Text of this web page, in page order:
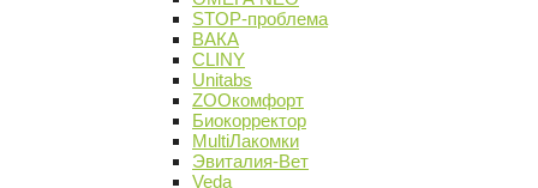
STOP-проблема
ВАКА
CLINY
Unitabs
ZOOкомфорт
Биокорректор
MultiЛакомки
Эвиталия-Вет
Veda